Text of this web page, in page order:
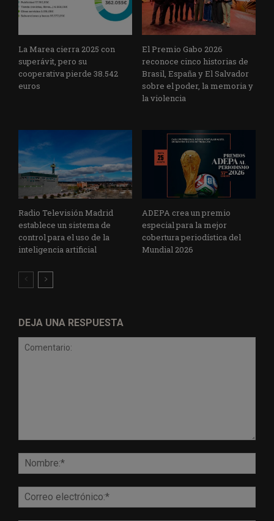
La Marea cierra 2025 con
superávit, pero su
cooperativa pierde 38.542
euros
El Premio Gabo 2026
reconoce cinco historias de
Brasil, España y El Salvador
sobre el poder, la memoria y
la violencia
Radio Televisión Madrid
establece un sistema de
control para el uso de la
inteligencia artificial
ADEPA crea un premio
especial para la mejor
cobertura periodística del
Mundial 2026
DEJA UNA RESPUESTA